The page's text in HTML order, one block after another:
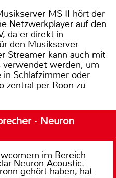
MS II hört der
Netzwerkplayer auf den
da er direkt in
den Musikserver
Streamer kann auch mit
verwendet werden, um
Schlafzimmer oder
zentral per Roon zu
· Neuron
im Bereich
Neuron Acoustic.
gehört haben, hat